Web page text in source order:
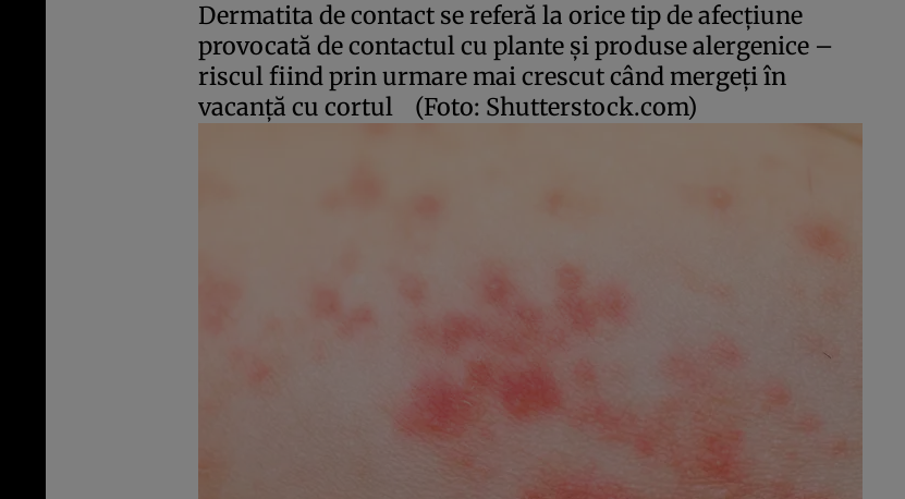
Dermatita de contact se referă la orice tip de afecţiune
provocată de contactul cu plante şi produse alergenice –
riscul fiind prin urmare mai crescut când mergeţi în
vacanţă cu cortul (Foto: Shutterstock.com)